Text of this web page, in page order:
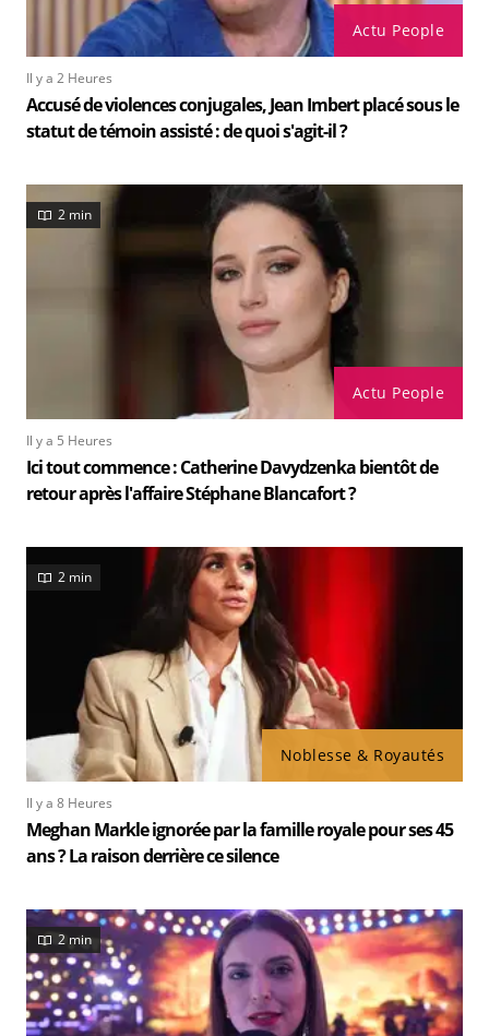
Actu People
Il y a 2 Heures
Accusé de violences conjugales, Jean Imbert placé sous le
statut de témoin assisté : de quoi s'agit-il ?
Actu People
2 min
Il y a 5 Heures
Ici tout commence : Catherine Davydzenka bientôt de
retour après l'affaire Stéphane Blancafort ?
Noblesse & Royautés
2 min
Il y a 8 Heures
Meghan Markle ignorée par la famille royale pour ses 45
ans ? La raison derrière ce silence
2 min